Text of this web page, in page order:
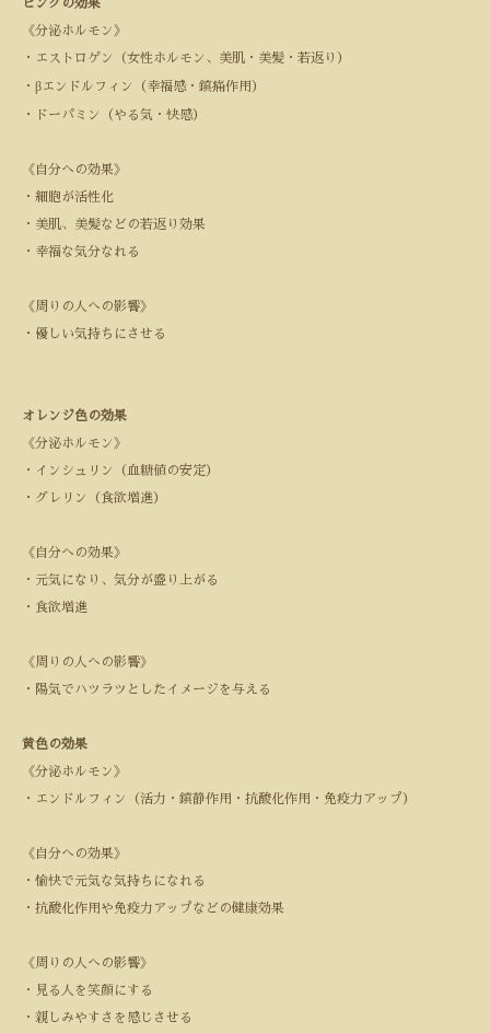
ピンクの効果
《分泌ホルモン》
・エストロゲン（女性ホルモン、美肌・美髪・若返り）
・ βエンドルフィン（幸福感・鎮痛作用）
・ドーパミン（やる気・快感）
《自分への効果》
・細胞が活性化
・美肌、美髪などの若返り効果
・幸福な気分なれる
《周りの人への影響》
・優しい気持ちにさせる
オレンジ色の効果
《分泌ホルモン》
・インシュリン（血糖値の安定）
・グレリン（食欲増進）
《自分への効果》
・元気になり、気分が盛り上がる
・食欲増進
《周りの人への影響》
・陽気でハツラツとしたイメージを与える
黄色の効果
《分泌ホルモン》
・エンドルフィン（活力・鎮静作用・抗酸化作用・免疫力アップ）
《自分への効果》
・愉快で元気な気持ちになれる
・抗酸化作用や免疫力アップなどの健康効果
《周りの人への影響》
・見る人を笑顔にする
・親しみやすさを感じさせる